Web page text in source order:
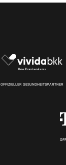
OFFIZIELLER GESUNDHEITSPARTNER